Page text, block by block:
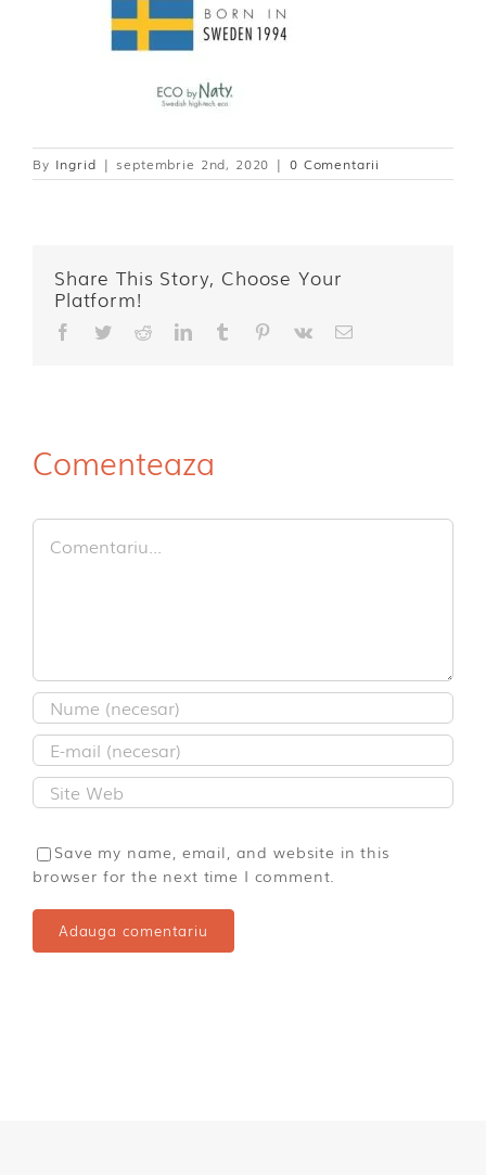
By Ingrid | septembrie 2nd, 2020 | 0 Comentarii
Share This Story, Choose Your
Platform!
Facebook
TwitterRedditLinkedIn
TumblrPinterest
Vk
E-
Comenteaza
Comment
Save my name, email, and website in this
browser for the next time I comment.